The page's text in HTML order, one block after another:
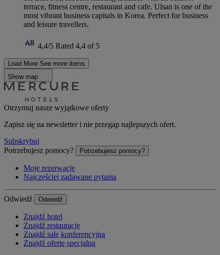
terrace, fitness centre, restaurant and cafe. Ulsan is one of the
most vibrant business capitals in Korea. Perfect for business
and leisure travellers.
4,4/5 Rated 4,4 of 5
Load More See more items
Show map
Otrzymuj nasze wyjątkowe oferty
Zapisz się na newsletter i nie przegap najlepszych ofert.
Subskrybuj
Potrzebujesz pomocy?
Potrzebujesz pomocy?
Moje rezerwacje
Najczęściej zadawane pytania
Odwiedź Odwiedź
Znajdź hotel
Znajdź restaurację
Znajdź salę konferencyjną
Znajdź ofertę specjalną